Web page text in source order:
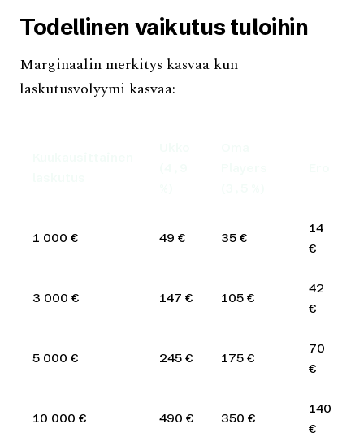
Todellinen vaikutus tuloihin
Marginaalin merkitys kasvaa kun
laskutusvolyymi kasvaa:
1 000 € 49 € 35 €
14
€
3 000 € 147 € 105 €
42
€
5 000 € 245 € 175 €
70
€
10 000 € 490 € 350 €
140
€